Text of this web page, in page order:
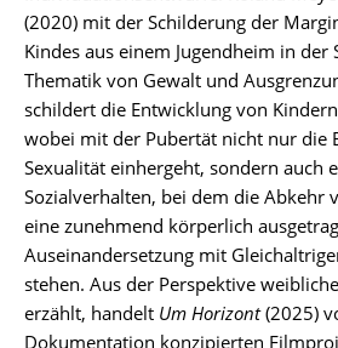
(2020) mit der Schilderung der
Kindes aus einem Jugendheim in der
Thematik von Gewalt und
schildert die Entwicklung von
wobei mit der Pubertät nicht nur die
Sexualität einhergeht, sondern auch
Sozialverhalten, bei dem die Abkehr
eine zunehmend körperlich
Auseinandersetzung mit
stehen. Aus der Perspektive
erzählt, handelt Um Horizont(2025)
Dokumentation konzipierten